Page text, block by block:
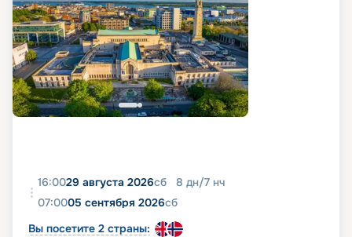
16:0029 августа 2026сб 8 дн/7 нч
07:0005 сентября 2026сб
Вы посетите 2 страны: